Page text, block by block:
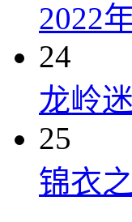
2022
24
龙岭
25
锦衣